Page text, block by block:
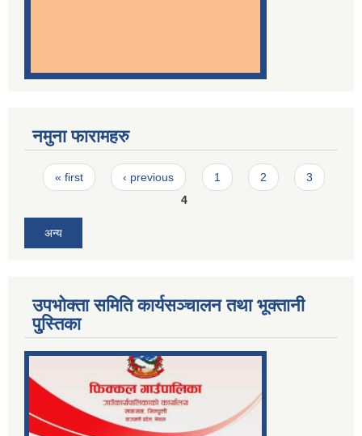
नमुना फारामहरु
Pages
« first ‹ previous 1 2
3
4
अन्य
उपभोक्ता समिति कार्यसञ्चालन तथा भूक्तानी
पु्स्तिका